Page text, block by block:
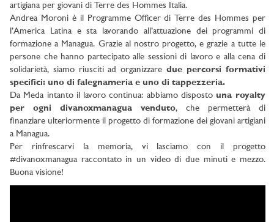
artigiana per giovani di Terre des Hommes Italia.
Andrea Moroni è il Programme Officer di Terre des Hommes per
l’America Latina e sta lavorando all’attuazione dei programmi di
formazione a Managua. Grazie al nostro progetto, e grazie a tutte le
persone che hanno partecipato alle sessioni di lavoro e alla cena di
solidarietà, siamo riusciti ad organizzare due percorsi formativi
specifici: uno di falegnameria e uno di tappezzeria.
Da Meda intanto il lavoro continua: abbiamo disposto una royalty
per ogni divanoxmanagua venduto, che permetterà di
finanziare ulteriormente il progetto di formazione dei giovani artigiani
a Managua.
Per rinfrescarvi la memoria, vi lasciamo con il progetto
#divanoxmanagua raccontato in un video di due minuti e mezzo.
Buona visione!